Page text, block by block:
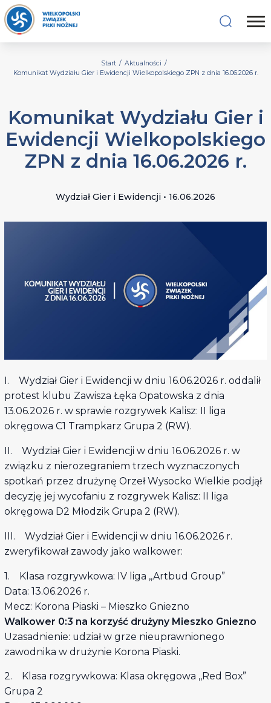
Start / Aktualności /
Komunikat Wydziału Gier i Ewidencji Wielkopolskiego ZPN z dnia 16.06.2026 r.
Komunikat Wydziału Gier i
Ewidencji Wielkopolskiego
ZPN z dnia 16.06.2026 r.
Wydział Gier i Ewidencji • 16.06.2026
I. Wydział Gier i Ewidencji w dniu 16.06.2026 r. oddalił
protest klubu Zawisza Łęka Opatowska z dnia
13.06.2026 r. w sprawie rozgrywek Kalisz: II liga
okręgowa C1 Trampkarz Grupa 2 (RW).
II. Wydział Gier i Ewidencji w dniu 16.06.2026 r. w
związku z nierozegraniem trzech wyznaczonych
spotkań przez drużynę Orzeł Wysocko Wielkie podjął
decyzję jej wycofaniu z rozgrywek Kalisz: II liga
okręgowa D2 Młodzik Grupa 2 (RW).
III. Wydział Gier i Ewidencji w dniu 16.06.2026 r.
zweryfikował zawody jako walkower:
1. Klasa rozgrywkowa: IV liga ,,Artbud Group”
Data: 13.06.2026 r.
Mecz: Korona Piaski – Mieszko Gniezno
Walkower 0:3 na korzyść drużyny Mieszko Gniezno
Uzasadnienie: udział w grze nieuprawnionego
zawodnika w drużynie Korona Piaski.
2. Klasa rozgrywkowa: Klasa okręgowa ,,Red Box”
Grupa 2